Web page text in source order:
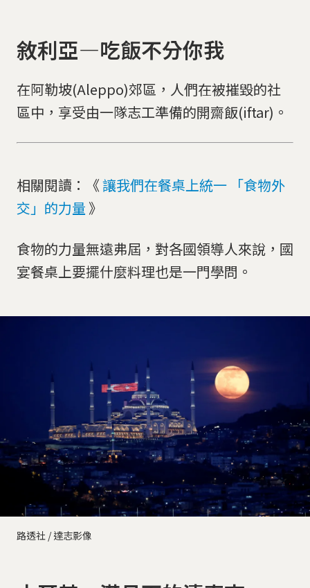
敘利亞—吃飯不分你我
在阿勒坡(Aleppo)郊區，人們在被摧毀的社
區中，享受由一隊志工準備的開齋飯(iftar)。
相關閱讀：《讓我們在餐桌上統一 「食物外
交」的力量 》
食物的力量無遠弗屆，對各國領導人來說，國
宴餐桌上要擺什麼料理也是一門學問。
路透社 / 達志影像